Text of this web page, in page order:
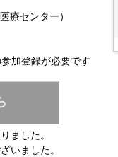
センター）
加登録が必要です
ました。
いました。